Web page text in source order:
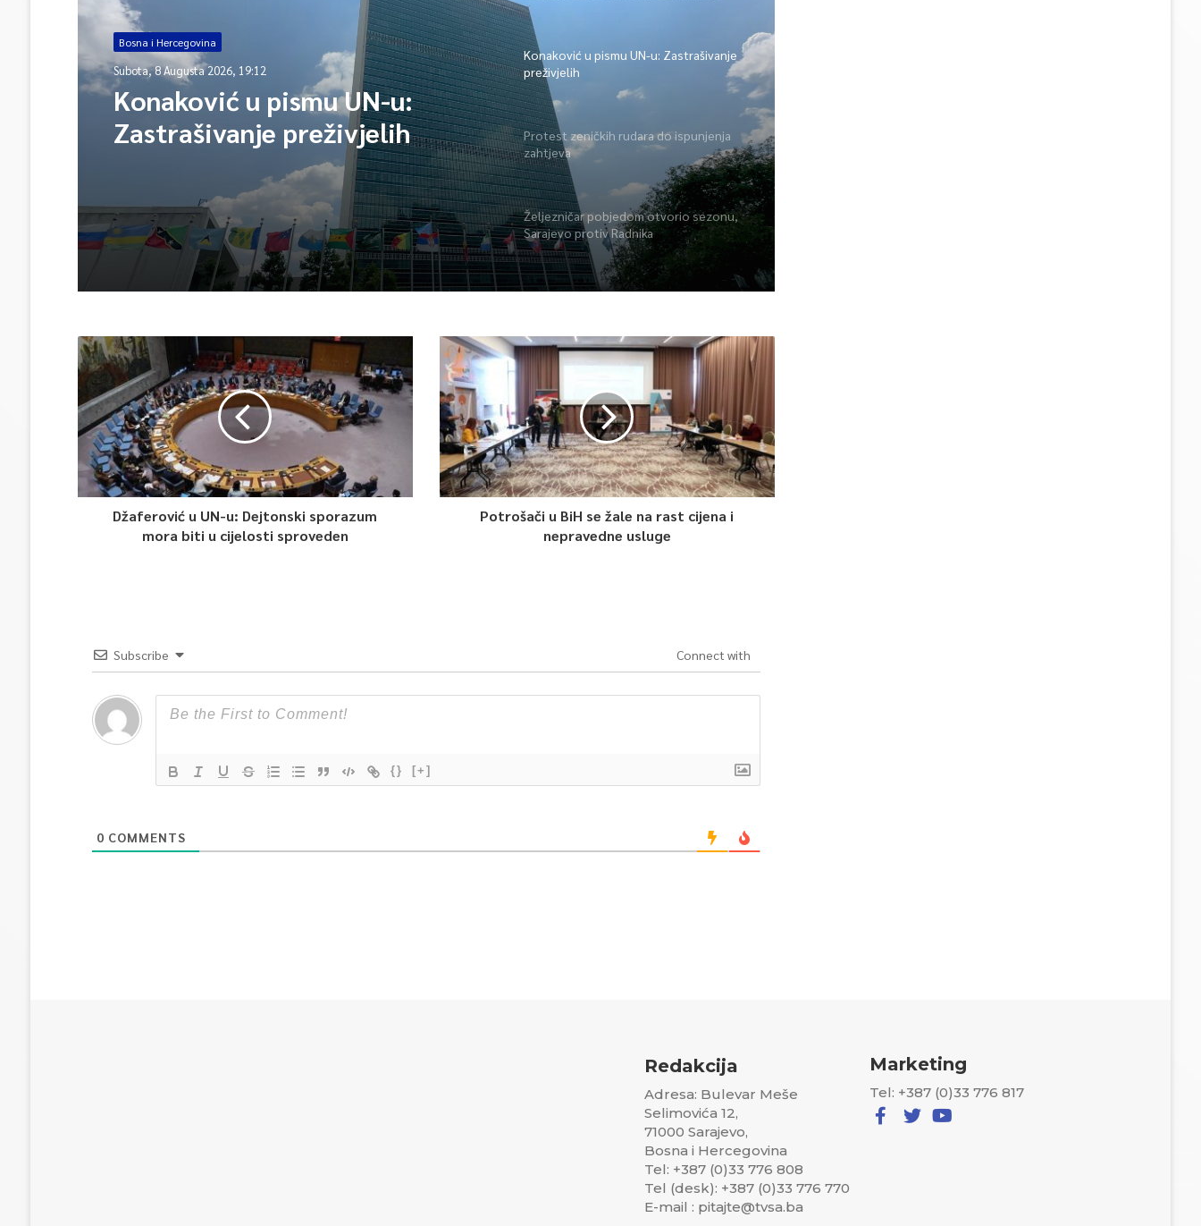
Bosna i Hercegovina
Subota, 8 Augusta 2026, 19:12
Konaković u pismu UN-u:
Zastrašivanje preživjelih
Konaković u pismu UN-u: Zastrašivanje
preživjelih
Protest zeničkih rudara do ispunjenja
zahtjeva
Željezničar pobjedom otvorio sezonu,
Sarajevo protiv Radnika
Džaferović u UN-u: Dejtonski sporazum
mora biti u cijelosti sproveden
Potrošači u BiH se žale na rast cijena i
nepravedne usluge
Subscribe Connect with
{} [+]
0 COMMENTS
Redakcija
Adresa: Bulevar Meše
Selimovića 12,
71000 Sarajevo,
Bosna i Hercegovina
Tel: +387 (0)33 776 808
Tel (desk): +387 (0)33 776 770
E-mail : pitajte@tvsa.ba
Marketing
Tel: +387 (0)33 776 817